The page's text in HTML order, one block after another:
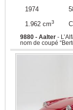
1974
1.962 cm3
9880 - Aalter -
nom de coupé